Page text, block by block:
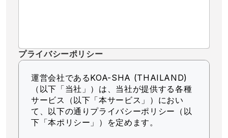
プライバシーポリシー
運営会社であるKOA-SHA (THAILAND)
（以下「当社」） は、当社が提供する各種
サービス（以下「本サービス」）におい
て、以下の通りプライバシーポリシー（以
下「本ポリシー」）を定めます。